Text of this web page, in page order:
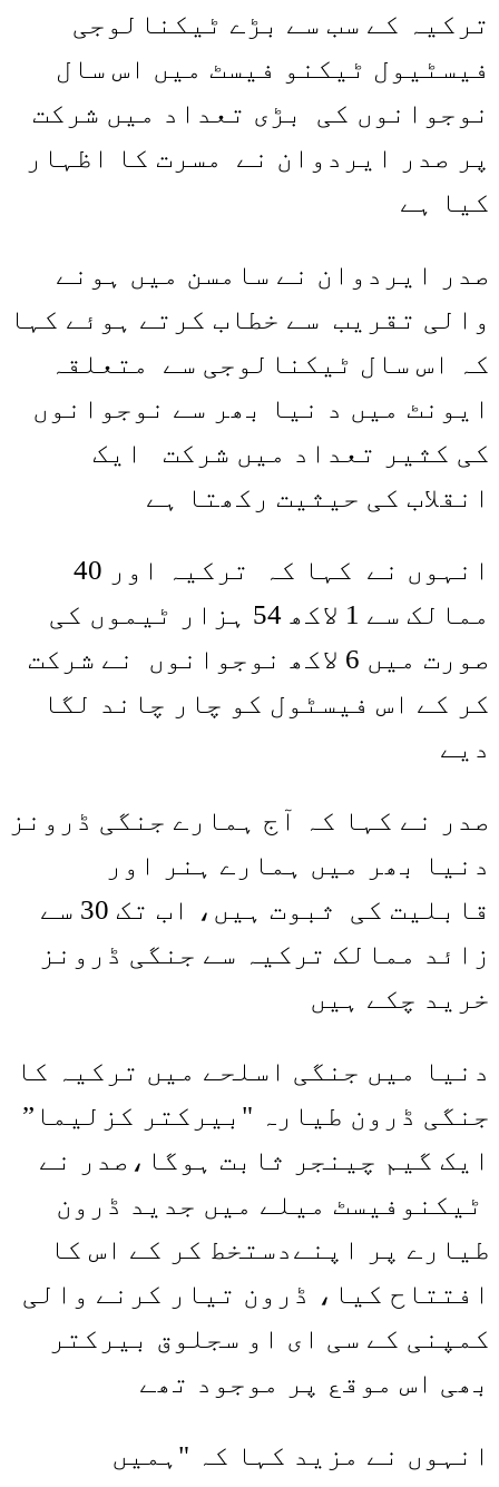
ترکیہ کے سب سے بڑے ٹیکنالوجی
فیسٹیول ٹیکنو فیسٹ میں اس سال
نوجوانوں کی بڑی تعداد میں شرکت
پر صدر ایردوان نے مسرت کا اظہار
کیا ہے
صدر ایردوان نے سامسن میں ہونے
والی تقریب سے خطاب کرتے ہوئے کہا
کہ اس سال ٹیکنالوجی سے متعلقہ
ایونٹ میں د نیا بھر سے نوجوانوں
کی کثیر تعداد میں شرکت ایک
انقلاب کی حیثیت رکھتا ہے
انہوں نے کہا کہ ترکیہ اور 40
ممالک سے 1 لاکھ 54 ہزار ٹیموں کی
صورت میں 6 لاکھ نوجوانوں نے شرکت
کر کے اس فیسٹول کو چار چاند لگا
دیے
صدر نے کہا کہ آج ہمارے جنگی ڈرونز
دنیا بھر میں ہمارے ہنر اور
قابلیت کی ثبوت ہیں، اب تک 30 سے
زائد ممالک ترکیہ سے جنگی ڈرونز
خرید چکے ہیں
دنیا میں جنگی اسلحے میں ترکیہ کا
جنگی ڈرون طیارہ "بیرکتر کزلیما”
ایک گیم چینجر ثابت ہوگا،صدر نے
ٹیکنوفیسٹ میلے میں جدید ڈرون
طیارے پر اپنےدستخط کر کے اس کا
افتتاح کیا، ڈرون تیار کرنے والی
کمپنی کے سی ای او سجلوق بیرکتر
بھی اس موقع پر موجود تھے
انہوں نے مزید کہا کہ "ہمیں